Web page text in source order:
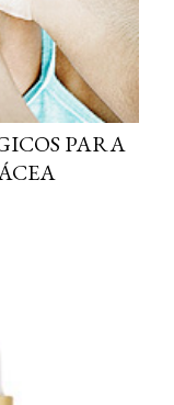
PARA